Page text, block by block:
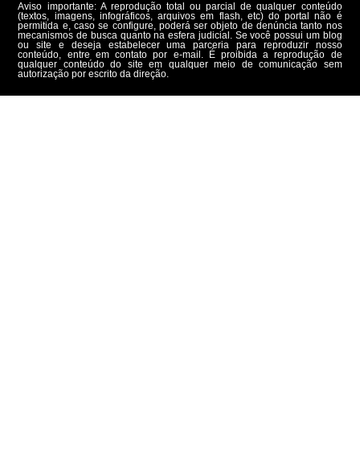
Aviso importante: A reprodução total ou parcial de qualquer conteúdo
(textos, imagens, infográficos, arquivos em flash, etc) do portal não é
permitida e, caso se configure, poderá ser objeto de denúncia tanto nos
mecanismos de busca quanto na esfera judicial. Se você possui um blog
ou site e deseja estabelecer uma parceria para reproduzir nosso
conteúdo, entre em contato por e-mail. É proibida a reprodução de
qualquer conteúdo do site em qualquer meio de comunicação sem
autorização por escrito da direção.